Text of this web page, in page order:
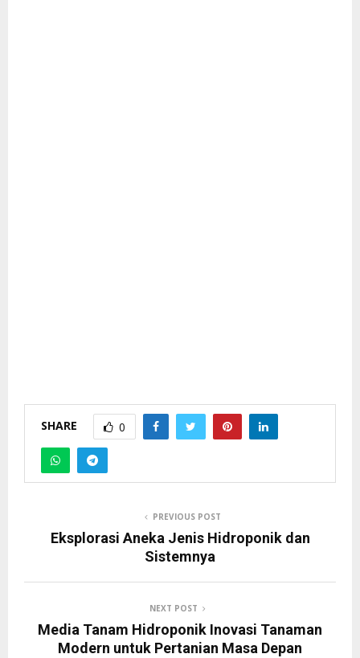
SHARE 0
PREVIOUS POST
Eksplorasi Aneka Jenis Hidroponik dan
Sistemnya
NEXT POST
Media Tanam Hidroponik Inovasi Tanaman
Modern untuk Pertanian Masa Depan